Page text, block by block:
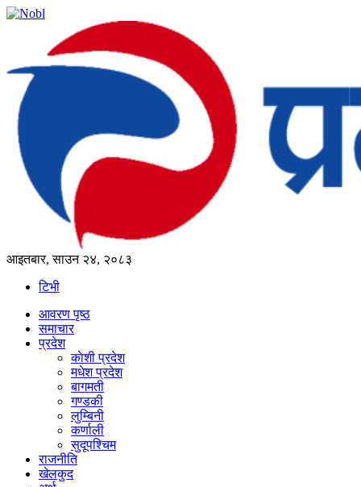
आइतबार, साउन २४, २०८३
टिभी
आवरण पृष्‍ठ
समाचार
प्रदेश
काेशी प्रदेश
मधेश प्रदेश
बागमती
गण्डकी
लुम्बिनी
कर्णाली
सुदूपश्‍चिम
राजनीति
खेलकुद